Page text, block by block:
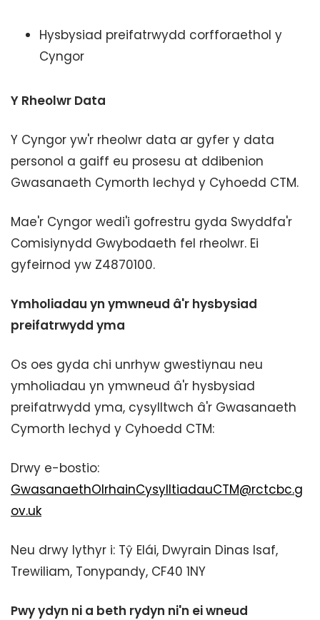
Hysbysiad preifatrwydd corfforaethol y
Cyngor
Y Rheolwr Data
Y Cyngor yw'r rheolwr data ar gyfer y data
personol a gaiff eu prosesu at ddibenion
Gwasanaeth Cymorth Iechyd y Cyhoedd CTM.
Mae'r Cyngor wedi'i gofrestru gyda Swyddfa'r
Comisiynydd Gwybodaeth fel rheolwr. Ei
gyfeirnod yw Z4870100.
Ymholiadau yn ymwneud â'r hysbysiad
preifatrwydd yma
Os oes gyda chi unrhyw gwestiynau neu
ymholiadau yn ymwneud â'r hysbysiad
preifatrwydd yma, cysylltwch â'r Gwasanaeth
Cymorth Iechyd y Cyhoedd CTM:
Drwy e-bostio:
GwasanaethOlrhainCysylltiadauCTM@rctcbc.g
ov.uk
Neu drwy lythyr i: Tŷ Elái, Dwyrain Dinas Isaf,
Trewiliam, Tonypandy, CF40 1NY
Pwy ydyn ni a beth rydyn ni'n ei wneud